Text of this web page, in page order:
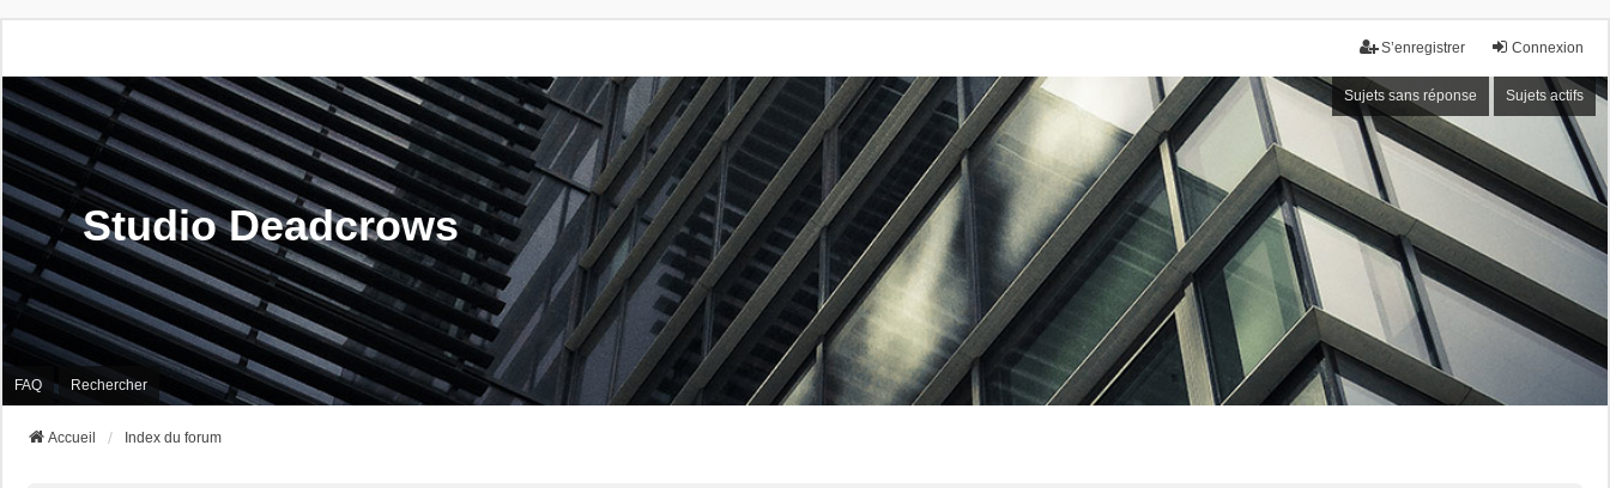
Connexion
S’enregistrer
Sujets sans réponse Sujets actifs
Studio Deadcrows
FAQ Rechercher
Accueil Index du forum